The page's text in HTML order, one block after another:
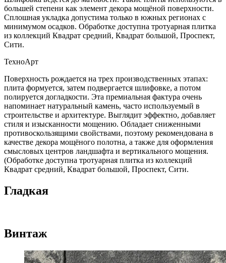
большей степени как элемент декора мощёной поверхности.
Сплошная укладка допустима только в южных регионах с
минимумом осадков. Обработке доступна тротуарная плитка
из коллекций Квадрат средний, Квадрат большой, Проспект,
Сити.
ТехноАрт
Поверхность рождается на трех производственных этапах:
плита формуется, затем подвергается шлифовке, а потом
полируется догладкости. Эта премиальная фактура очень
напоминает натуральный камень, часто используемый в
строительстве и архитектуре. Выглядит эффектно, добавляет
стиля и изысканности мощению. Обладает сниженными
противоскользящими свойствами, поэтому рекомендована в
качестве декора мощёного полотна, а также для оформления
смысловых центров ландшафта и вертикального мощения.
(Обработке доступна тротуарная плитка из коллекций
Квадрат средний, Квадрат большой, Проспект, Сити.
Гладкая
Винтаж